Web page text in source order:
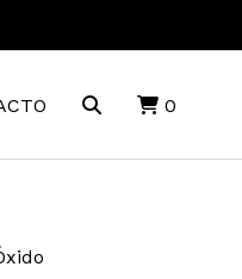
0